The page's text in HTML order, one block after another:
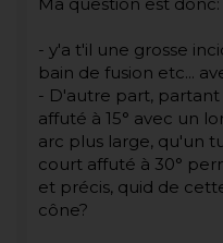
- y'a t'il une grosse
bain de fusion etc...
- D'autre part,
affuté à 15° avec un
arc plus large, qu'un
court affuté à 30°
et précis, quid de
cône?